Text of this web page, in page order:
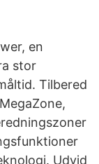
en
stor
Tilbered
Udvid